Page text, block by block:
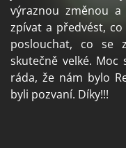
výraznou změnou
zpívat a předvést,
poslouchat, co se
skutečně velké.
ráda, že nám bylo
byli pozvaní. Díky!!!